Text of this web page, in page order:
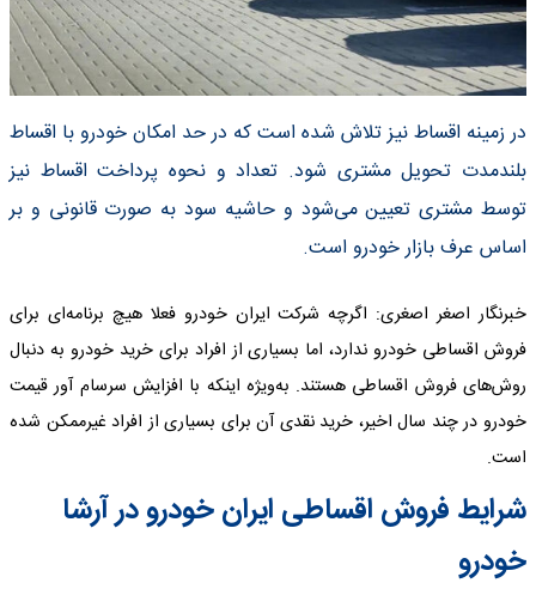
در زمینه اقساط نیز تلاش شده است که در حد امکان خودرو با اقساط
بلندمدت تحویل مشتری شود. تعداد و نحوه پرداخت اقساط نیز
توسط مشتری تعیین می‌شود و حاشیه سود به صورت قانونی و بر
اساس عرف بازار خودرو است.
خبرنگار اصغر اصغری: اگرچه شرکت ایران خودرو فعلا هیچ برنامه‌ای برای
فروش اقساطی خودرو ندارد، اما بسیاری از افراد برای خرید خودرو به دنبال
روش‌های فروش اقساطی هستند. به‌ویژه اینکه با افزایش سرسام آور قیمت
خودرو در چند سال اخیر، خرید نقدی آن برای بسیاری از افراد غیرممکن شده
است.
شرایط فروش اقساطی ایران خودرو در آرشا
خودرو